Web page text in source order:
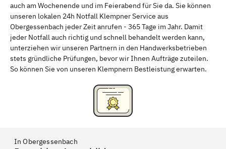
Schweinfurt Passau
Freising Rudelsdorf, Mittelfranken
auch am Wochenende und im Feierabend für Sie da. Sie können
unseren lokalen 24h Notfall Klempner Service aus
Obergessenbach jeder Zeit anrufen - 365 Tage im Jahr. Damit
jeder Notfall auch richtig und schnell behandelt werden kann,
unterziehen wir unseren Partnern in den Handwerksbetrieben
stets gründliche Prüfungen, bevor wir Ihnen Aufträge zuteilen.
So können Sie von unseren Klempnern Bestleistung erwarten.
In Obergessenbach